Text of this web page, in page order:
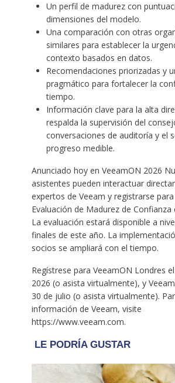
Un perfil de madurez con
dimensiones del modelo.
Una comparación con otras
similares para establecer la
contexto basados ​​en datos.
Recomendaciones priorizadas y
pragmático para fortalecer la
tiempo.
Información clave para la alta
respalda la supervisión del
conversaciones de auditoría y el
progreso medible.
Anunciado hoy en VeeamON 2026
asistentes pueden interactuar
expertos de Veeam y registrarse
Evaluación de Madurez de Confianza
La evaluación estará disponible a
finales de este año. La
socios se ampliará con el tiempo.
Regístrese para VeeamON Londres
2026 (o asista virtualmente), y
30 de julio (o asista virtualmente).
información de Veeam, visite
https://www.veeam.com.